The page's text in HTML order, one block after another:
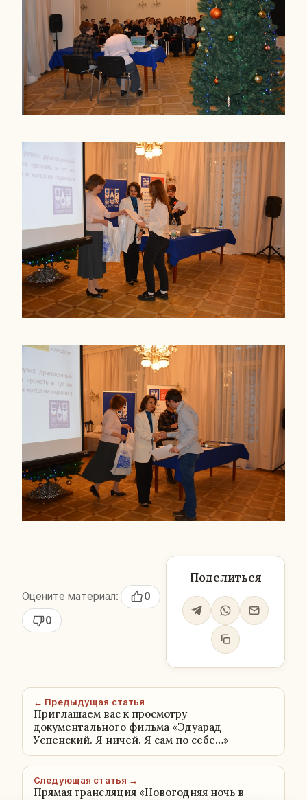
Оцените материал:
0
0
Поделиться
← Предыдущая статья
Приглашаем вас к просмотру
документального фильма «Эдуарад
Успенский. Я ничей. Я сам по себе…»
Следующая статья →
Прямая трансляция «Новогодняя ночь в